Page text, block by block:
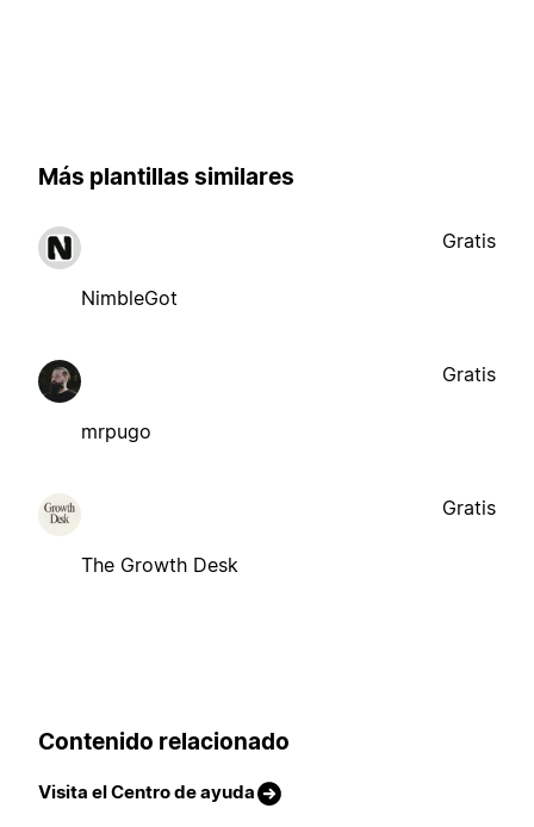
Más plantillas similares
NimbleGot
Gratis
mrpugo
Gratis
The Growth Desk
Gratis
Contenido relacionado
Visita el Centro de ayuda